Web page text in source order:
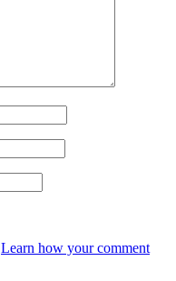
Learn how your comment